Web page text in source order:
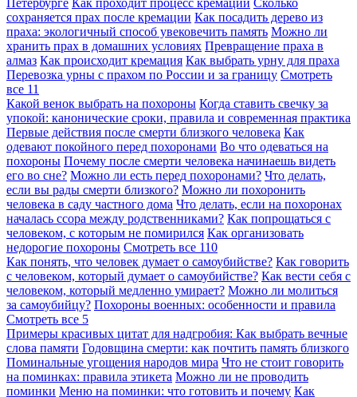
Петербурге Как проходит процесс кремации Сколько
сохраняется прах после кремации Как посадить дерево из
праха: экологичный способ увековечить память Можно ли
хранить прах в домашних условиях Превращение праха в
алмаз Как происходит кремация Как выбрать урну для праха
Перевозка урны с прахом по России и за границу Смотреть
все 11
Какой венок выбрать на похороны Когда ставить свечку за
упокой: канонические сроки, правила и современная практика
Первые действия после смерти близкого человека Как
одевают покойного перед похоронами Во что одеваться на
похороны Почему после смерти человека начинаешь видеть
его во сне? Можно ли есть перед похоронами? Что делать,
если вы рады смерти близкого? Можно ли похоронить
человека в саду частного дома Что делать, если на похоронах
началась ссора между родственниками? Как попрощаться с
человеком, с которым не помирился Как организовать
недорогие похороны Смотреть все 110
Как понять, что человек думает о самоубийстве? Как говорить
с человеком, который думает о самоубийстве? Как вести себя с
человеком, который медленно умирает? Можно ли молиться
за самоубийцу? Похороны военных: особенности и правила
Смотреть все 5
Примеры красивых цитат для надгробия: Как выбрать вечные
слова памяти Годовщина смерти: как почтить память близкого
Поминальные угощения народов мира Что не стоит говорить
на поминках: правила этикета Можно ли не проводить
поминки Меню на поминки: что готовить и почему Как